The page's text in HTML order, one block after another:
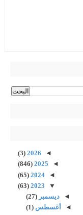
◄
2026
(3)
◄
2025
(846)
◄
2024
(65)
▼
2023
(63)
◄ديسمبر(27)
◄
أغسطس(1)